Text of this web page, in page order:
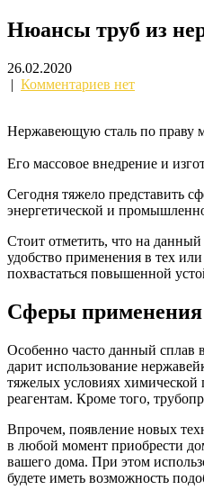
Нюансы труб из
26.02.2020
| Комментариев нет
Нержавеющую сталь по праву
Его массовое внедрение и
Сегодня тяжело представить
энергетической и
Стоит отметить, что на
удобство применения в тех
похвастаться повышенной
Сферы применения
Особенно часто данный сплав
дарит использование
тяжелых условиях химической
реагентам. Кроме того,
Впрочем, появление новых
в любой момент приобрести
вашего дома. При этом
будете иметь возможность